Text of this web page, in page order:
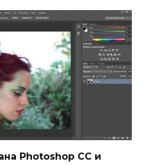
Photoshop CC и